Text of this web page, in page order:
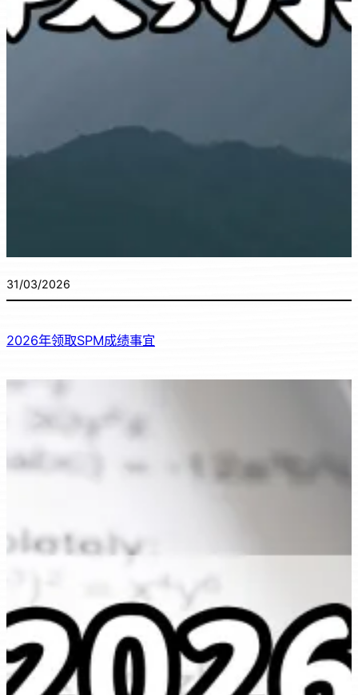
31/03/2026
2026年领取SPM成绩事宜